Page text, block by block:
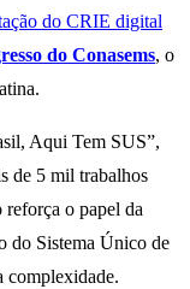
do CRIE digital
do Conasems, o
Aqui Tem SUS”,
de 5 mil trabalhos
o papel da
do Sistema Único de
complexidade.